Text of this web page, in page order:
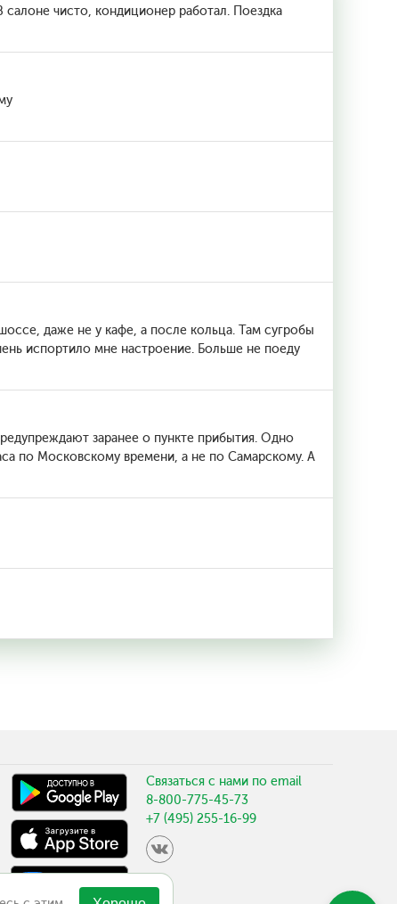
чисто, кондиционер работал. Поездка
даже не у кафе, а после кольца. Там сугробы
испортило мне настроение. Больше не поеду
заранее о пункте прибытия. Одно
по Московскому времени, а не по Самарскому. А
Связаться с нами по email
8-800-775-45-73
+7 (495) 255-16-99